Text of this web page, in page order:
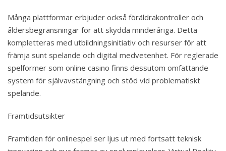
Många plattformar erbjuder också föräldrakontroller och
åldersbegränsningar för att skydda minderåriga. Detta
kompletteras med utbildningsinitiativ och resurser för att
främja sunt spelande och digital medvetenhet. För reglerade
spelformer som online casino finns dessutom omfattande
system för självavstängning och stöd vid problematiskt
spelande.
Framtidsutsikter
Framtiden för onlinespel ser ljus ut med fortsatt teknisk